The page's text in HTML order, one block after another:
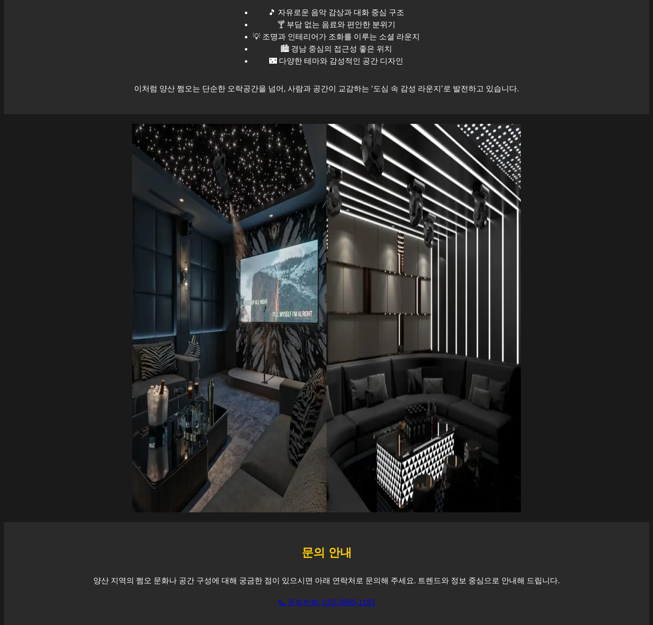
🎵 자유로운 음악 감상과 대화 중심 구조
🍸 부담 없는 음료와 편안한 분위기
💡 조명과 인테리어가 조화를 이루는 소셜 라운지
🏙️ 경남 중심의 접근성 좋은 위치
🌃 다양한 테마와 감성적인 공간 디자인
이처럼 양산 쩜오는 단순한 오락공간을 넘어, 사람과 공간이 교감하는 ‘도심 속 감성 라운지’로 발전하고 있습니다.
문의 안내
양산 지역의 쩜오 문화나 공간 구성에 대해 궁금한 점이 있으시면 아래 연락처로 문의해 주세요. 트렌드와 정보 중심으로 안내해 드립니다.
📞 문의전화: 010-3990-1181